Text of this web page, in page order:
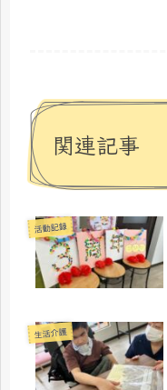
関連記事
活動記録
生活介護